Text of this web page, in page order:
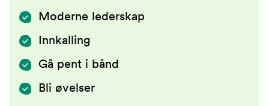
Moderne lederskap
Innkalling
Gå pent i bånd
Bli øvelser